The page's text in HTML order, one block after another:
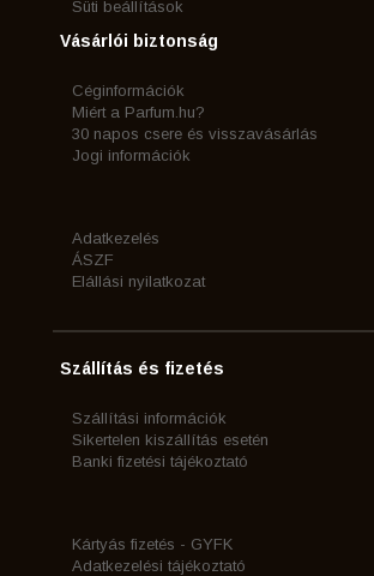
Süti beállítások
Vásárlói biztonság
Céginformációk
Miért a Parfum.hu?
30 napos csere és visszavásárlás
Jogi információk
Adatkezelés
ÁSZF
Elállási nyilatkozat
Szállítás és fizetés
Szállítási információk
Sikertelen kiszállítás esetén
Banki fizetési tájékoztató
Kártyás fizetés - GYFK
Adatkezelési tájékoztató